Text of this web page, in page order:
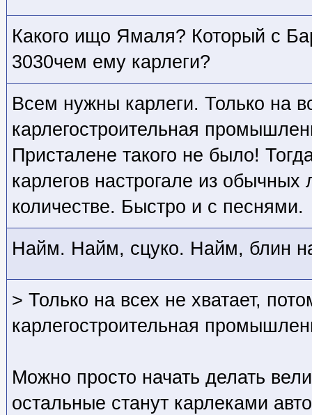
Какого ищо Ямаля? Который с
3030чем ему карлеги?
Всем нужны карлеги. Только на
карлегостроительная
Присталене такого не было!
карлегов настрогале из
количестве. Быстро и с песнями.
Найм. Найм, сцуко. Найм, блин
> Только на всех не хватает,
карлегостроительная
Можно просто начать делать
остальные станут карлеками